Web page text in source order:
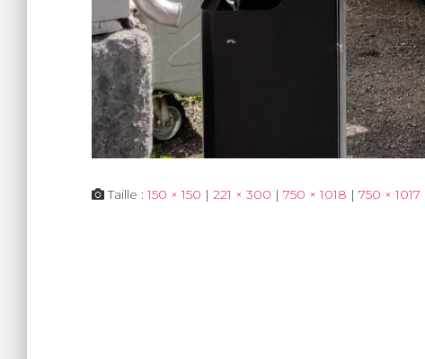
Taille :150 × 150 | 221 × 300 | 750 × 1018 | 750 × 1017